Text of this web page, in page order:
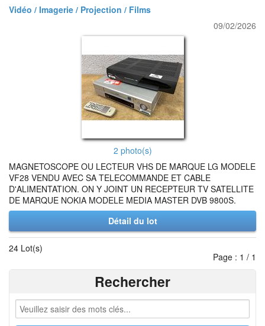
Vidéo / Imagerie / Projection / Films
09/02/2026
2 photo(s)
MAGNETOSCOPE OU LECTEUR VHS DE MARQUE LG MODELE
VF28 VENDU AVEC SA TELECOMMANDE ET CABLE
D'ALIMENTATION. ON Y JOINT UN RECEPTEUR TV SATELLITE
DE MARQUE NOKIA MODELE MEDIA MASTER DVB 9800S.
Détail du lot
24 Lot(s)
Page : 1 / 1
Rechercher